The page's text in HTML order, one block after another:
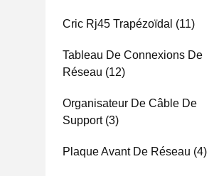
Cric Rj45 Trapézoïdal (11)
Tableau De Connexions De
Réseau (12)
Organisateur De Câble De
Support(3)
Plaque Avant De Réseau (4)